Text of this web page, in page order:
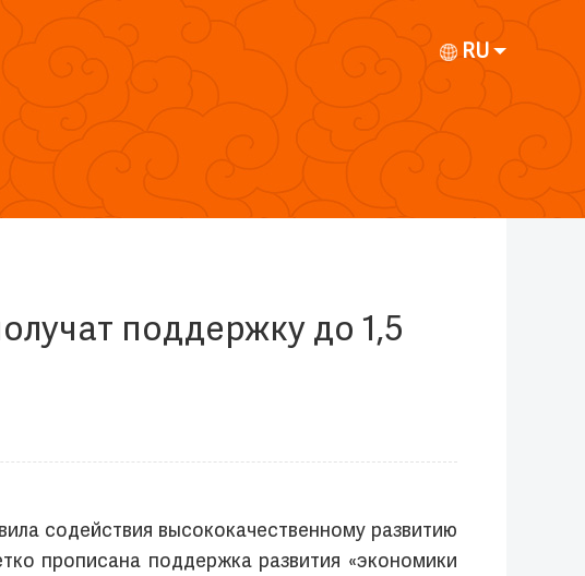
RU
поддержку до 1,5
содействия высококачественному развитию
прописана поддержка развития «экономики